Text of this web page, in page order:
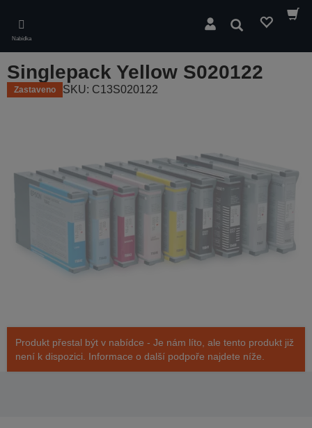
main
content
Nabídka
Hledat
Singlepack Yellow S020122
Zastaveno SKU: C13S020122
Produkt přestal být v nabídce - Je nám líto, ale tento produkt již
není k dispozici. Informace o další podpoře najdete níže.